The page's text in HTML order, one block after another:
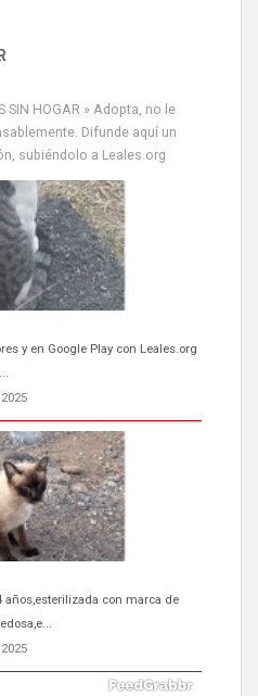
SIN HOGAR » Adopta, no le
Difunde aquí un
subiéndolo a Leales.org
con marca de
GRAN CANARIA
Gatos callejeros de la zona los